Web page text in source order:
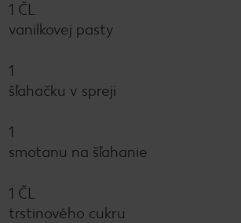
1 ČL
vanilkovej pasty
1
šľahačku v spreji
1
smotanu na šľahanie
1 ČL
trstinového cukru